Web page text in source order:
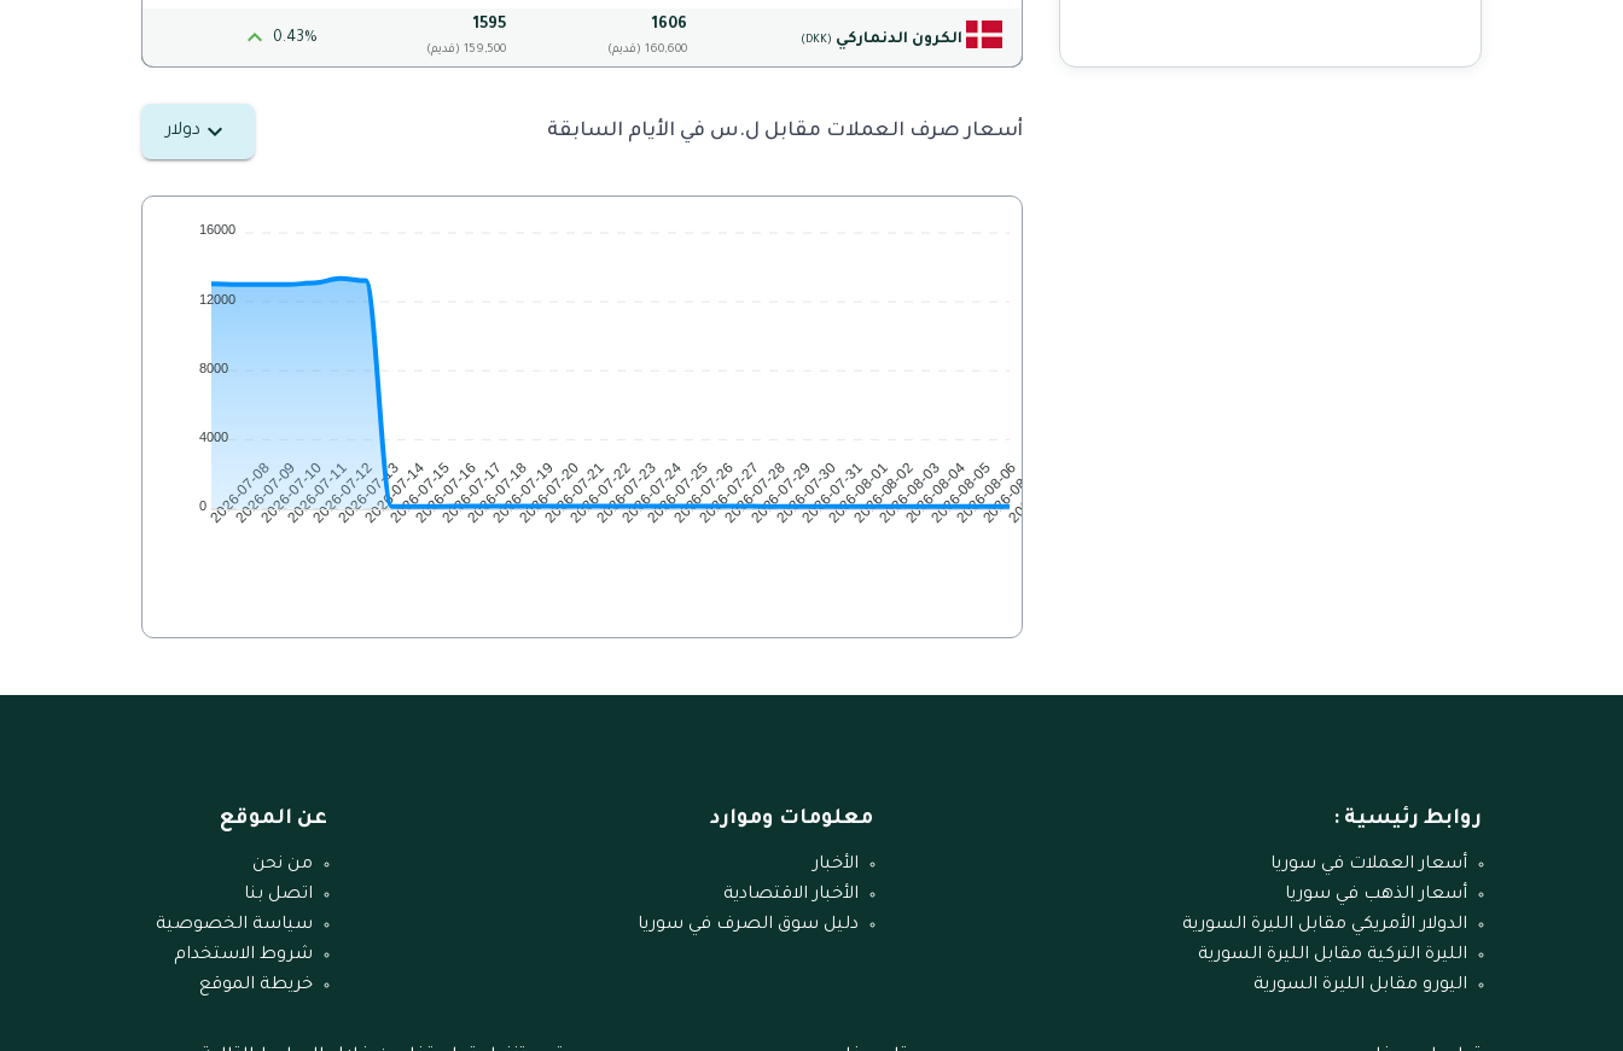
الكرون الدنماركي (DKK)
1606
(قديم) 160,600
1595
(قديم) 159,500
0.43%
أسعار صرف العملات مقابل ل.س في الأيام السابقة دولار
2026-07-08
2026-07-09
2026-07-10
2026-07-11
2026-07-12
2026-07-13
2026-07-14
2026-07-15
2026-07-16
2026-07-17
2026-07-18
2026-07-19
2026-07-20
2026-07-21
2026-07-22
2026-07-23
2026-07-24
2026-07-25
2026-07-26
2026-07-27
2026-07-28
2026-07-29
2026-07-30
2026-07-31
2026-08-01
2026-08-02
2026-08-03
2026-08-04
2026-08-05
2026-08-06
2026-08-072026-08-08
16000
12000
8000
4000
0
روابط رئيسية :
أسعار العملات في سوريا
أسعار الذهب في سوريا
الدولار الأمريكي مقابل الليرة السورية
الليرة التركية مقابل الليرة السورية
اليورو مقابل الليرة السورية
معلومات وموارد
الأخبار
الأخبار الاقتصادية
دليل سوق الصرف في سوريا
عن الموقع
من نحن
اتصل بنا
سياسة الخصوصية
شروط الاستخدام
خريطة الموقع